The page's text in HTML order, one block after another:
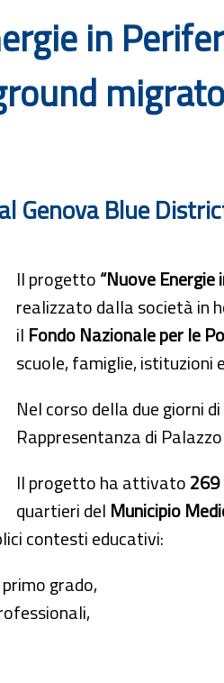
in
Blue
Il progetto“Nuove Energie
realizzato dalla società in
il Fondo Nazionale per le
scuole, famiglie,
Nel corso della due giorni
Rappresentanza di
Il progetto ha attivato
quartieri del Municipio
contesti educativi:
grado,